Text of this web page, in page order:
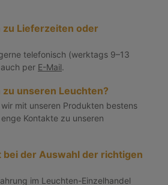
zu Lieferzeiten oder
telefonisch (werktags 9–13
per E-Mail.
zu unseren Leuchten?
mit unseren Produkten bestens
Kontakte zu unseren
bei der Auswahl der richtigen
im Leuchten-Einzelhandel